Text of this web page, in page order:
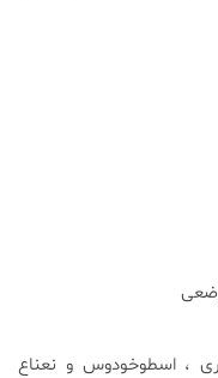
، اسطوخودوس و نعناع